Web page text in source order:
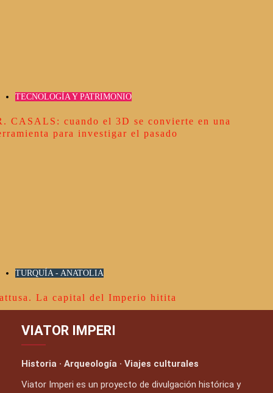
TECNOLOGÍA Y PATRIMONIO
CASALS: cuando el 3D se convierte en una
para investigar el pasado
TURQUÍA - ANATOLIA
La capital del Imperio hitita
VIATOR IMPERI
Historia · Arqueología · Viajes culturales
Viator Imperi es un proyecto de divulgación histórica y